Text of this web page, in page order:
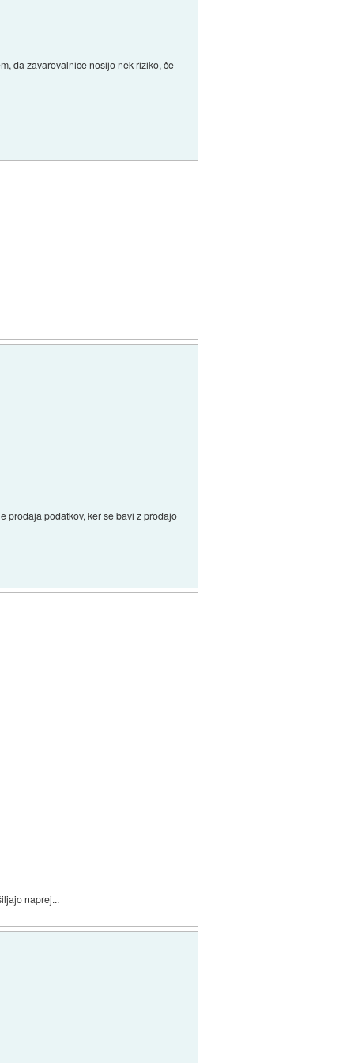
da zavarovalnice nosijo nek riziko, če
prodaja podatkov, ker se bavi z prodajo
naprej...